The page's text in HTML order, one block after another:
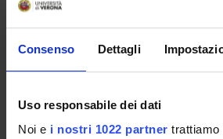
Consenso Dettagli
Uso responsabile dei dati
Noi e i nostri 1022 partner trattiamo
Latin Literature II.
COURSES